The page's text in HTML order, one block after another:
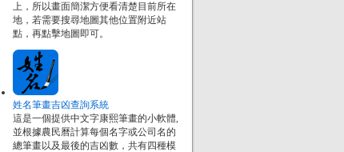
上，所以畫面簡潔方便看清楚目前所在
地，若需要搜尋地圖其他位置附近站
點，再點擊地圖即可。
姓名筆畫吉凶查詢系統
這是一個提供中文字康熙筆畫的小軟體,
並根據農民曆計算每個名字或公司名的
總筆畫以及最後的吉凶數，共有四種模